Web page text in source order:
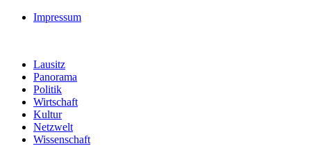
Impressum
Lausitz
Panorama
Politik
Wirtschaft
Kultur
Netzwelt
Wissenschaft